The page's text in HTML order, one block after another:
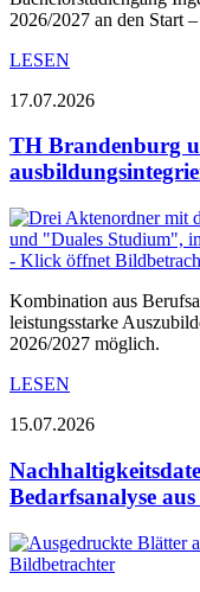
2026/2027 an den Start
LESEN
17.07.2026
TH Brandenburg
Kombination aus
leistungsstarke
2026/2027 möglich.
LESEN
15.07.2026
Bedarfsanalyse